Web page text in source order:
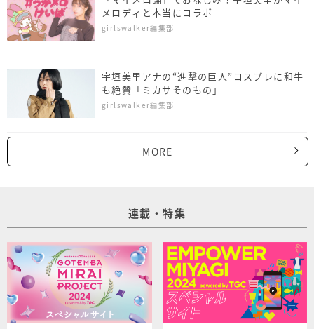
メロディと本当にコラボ
girlswalker編集部
宇垣美里アナの“進撃の巨人”コスプレに和牛
も絶賛「ミカサそのもの」
girlswalker編集部
MORE
連載・特集